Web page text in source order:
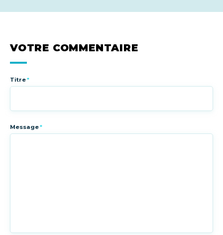
VOTRE COMMENTAIRE
Titre*
Message*